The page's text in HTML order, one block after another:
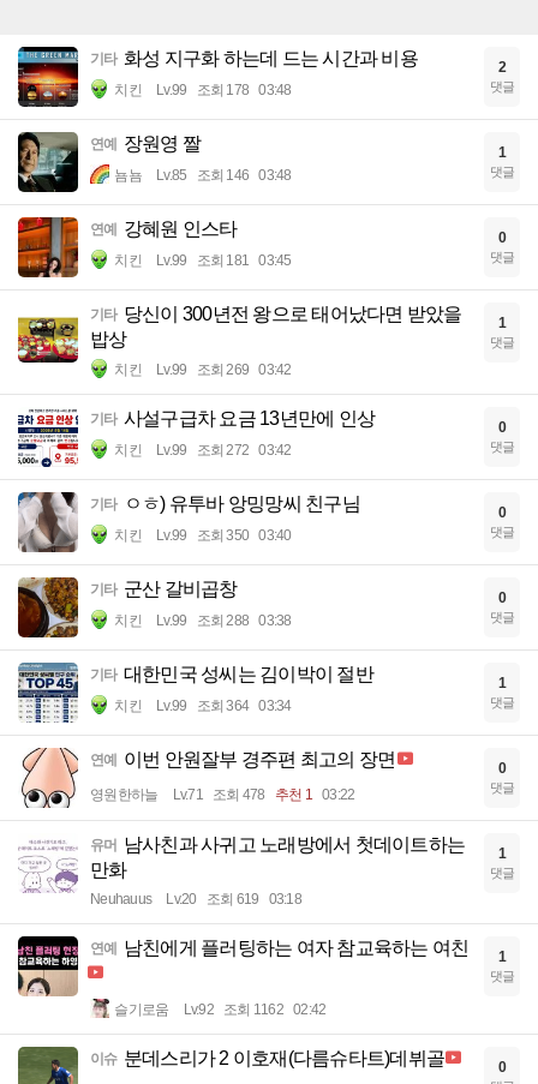
기타 화성 지구화 하는데 드는 시간과 비용
치킨 Lv.99 조회 178 03:48
2
댓글
연예 장원영 짤
뇸뇸 Lv.85 조회 146 03:48
1
댓글
연예 강혜원 인스타
치킨 Lv.99 조회 181 03:45
0
댓글
기타 당신이 300년전 왕으로 태어났다면 받았을
밥상
치킨 Lv.99 조회 269 03:42
1
댓글
기타 사설구급차 요금 13년만에 인상
치킨 Lv.99 조회 272 03:42
0
댓글
기타 ㅇㅎ) 유투바 앙밍망씨 친구님
치킨 Lv.99 조회 350 03:40
0
댓글
기타 군산 갈비곱창
치킨 Lv.99 조회 288 03:38
0
댓글
기타 대한민국 성씨는 김이박이 절반
치킨 Lv.99 조회 364 03:34
1
댓글
연예 이번 안원잘부 경주편 최고의 장면
영원한하늘 Lv.71 조회 478 추천 1 03:22
0
댓글
유머 남사친과 사귀고 노래방에서 첫데이트하는
만화
Neuhauus Lv.20 조회 619 03:18
1
댓글
연예 남친에게 플러팅하는 여자 참교육하는 여친
슬기로움 Lv.92 조회 1162 02:42
1
댓글
이슈 분데스리가 2 이호재(다름슈타트)데뷔골 0